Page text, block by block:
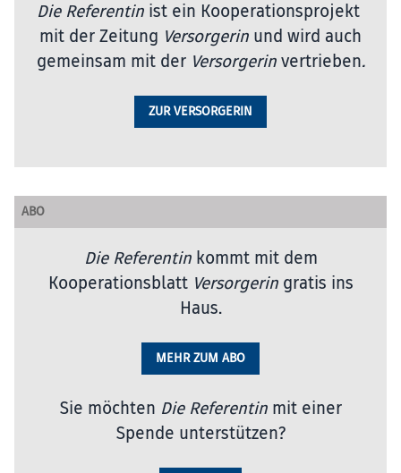
Die Referentin ist ein Kooperationsprojekt
mit der Zeitung Versorgerin und wird auch
gemeinsam mit der Versorgerinvertrieben.
ZUR VERSORGERIN
ABO
Die Referentinkommt mit dem
Kooperationsblatt Versorgeringratis ins
Haus.
MEHR ZUM ABO
Sie möchten Die Referentinmit einer
Spende unterstützen?